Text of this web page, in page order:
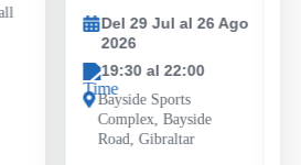
Del 29 Jul al 26 Ago
2026
19:30 al 22:00
Bayside Sports
Complex, Bayside
Road, Gibraltar